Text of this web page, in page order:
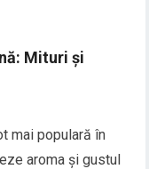
Mituri și
mai populară în
aroma și gustul